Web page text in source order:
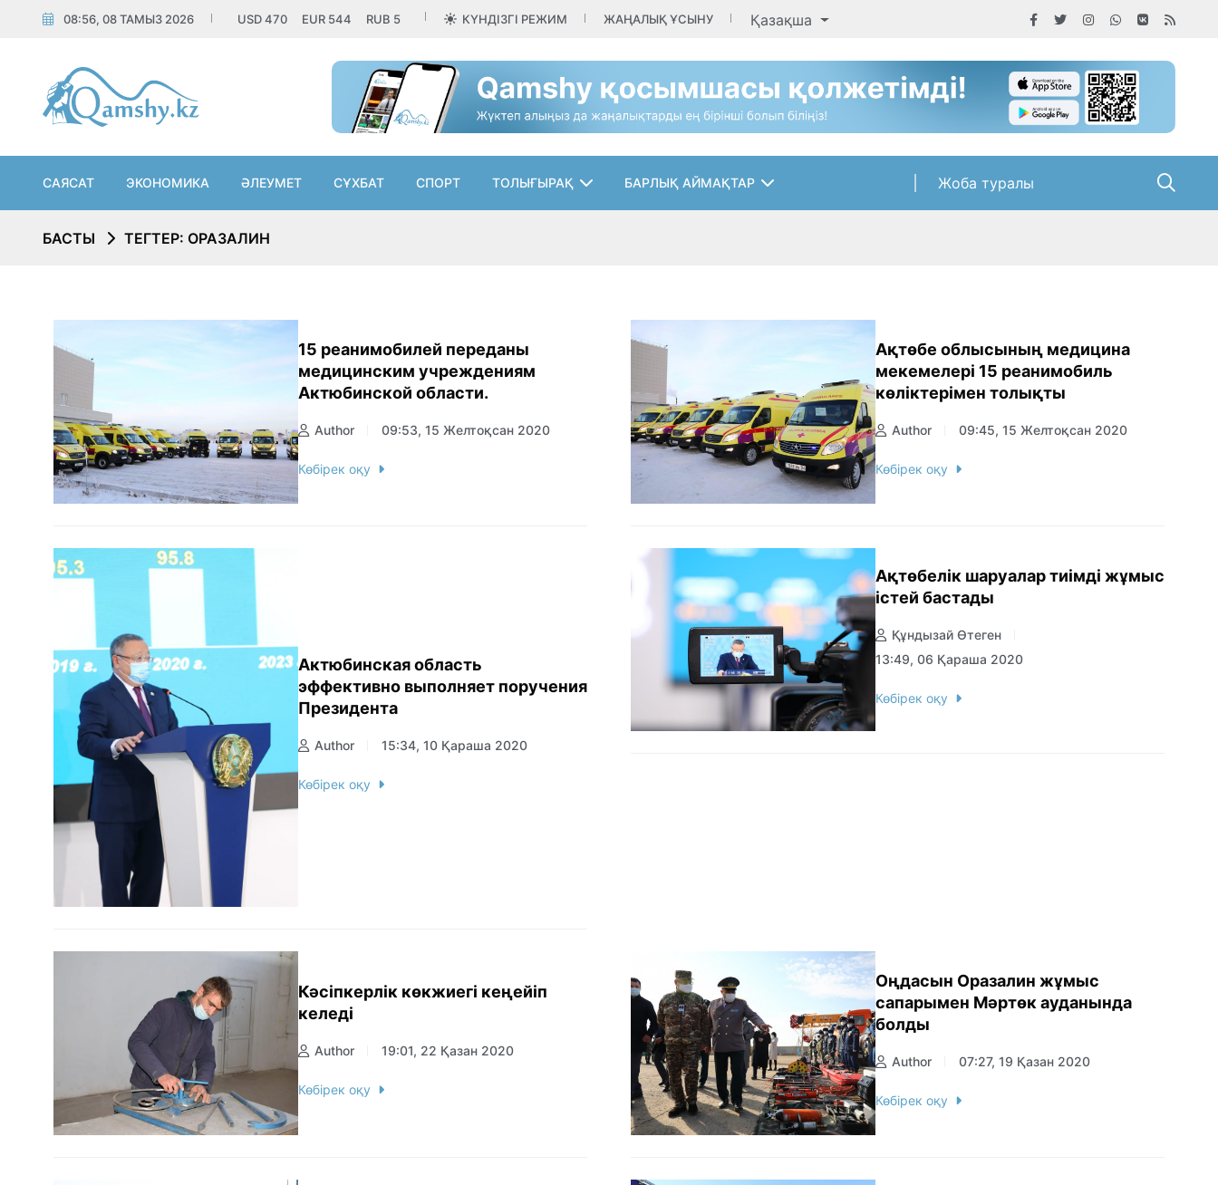
08:56, 08 ТАМЫЗ 2026 USD470 EUR 544 RUB 5 КҮНДІЗГІ РЕЖИМ ЖАҢАЛЫҚ ҰСЫНУ Қазақша
САЯСАТ ЭКОНОМИКА ӘЛЕУМЕТ СҰХБАТ СПОРТ ТОЛЫҒЫРАҚ БАРЛЫҚ АЙМАҚТАР Жоба туралы
БАСТЫ ТЕГТЕР: ОРАЗАЛИН
15 реанимобилей переданы
медицинским учреждениям
Актюбинской области.
Author 09:53, 15 Желтоқсан 2020
Көбірек оқу
Ақтөбе облысының медицина
мекемелері 15 реанимобиль
көліктерімен толықты
Author 09:45, 15 Желтоқсан 2020
Көбірек оқу
Актюбинская область
эффективно выполняет поручения
Президента
Author 15:34, 10 Қараша 2020
Көбірек оқу
Ақтөбелік шаруалар тиімді жұмыс
істей бастады
Құндызай Өтеген
13:49, 06 Қараша 2020
Көбірек оқу
Кәсіпкерлік көкжиегі кеңейіп
келеді
Author 19:01, 22 Қазан 2020
Көбірек оқу
Оңдасын Оразалин жұмыс
сапарымен Мәртөк ауданында
болды
Author 07:27, 19 Қазан 2020
Көбірек оқу